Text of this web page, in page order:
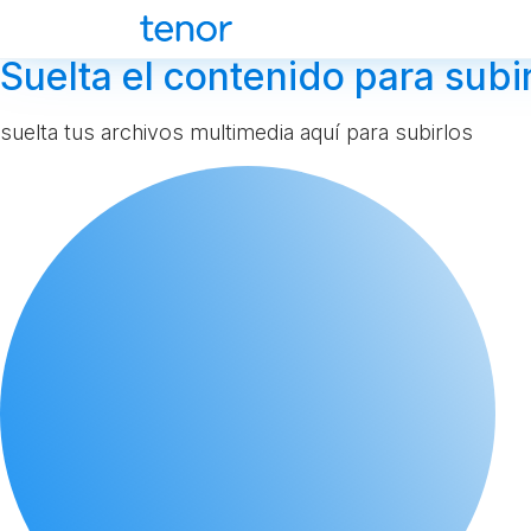
Suelta el contenido para
suelta tus archivos multimedia aquí para subirlos